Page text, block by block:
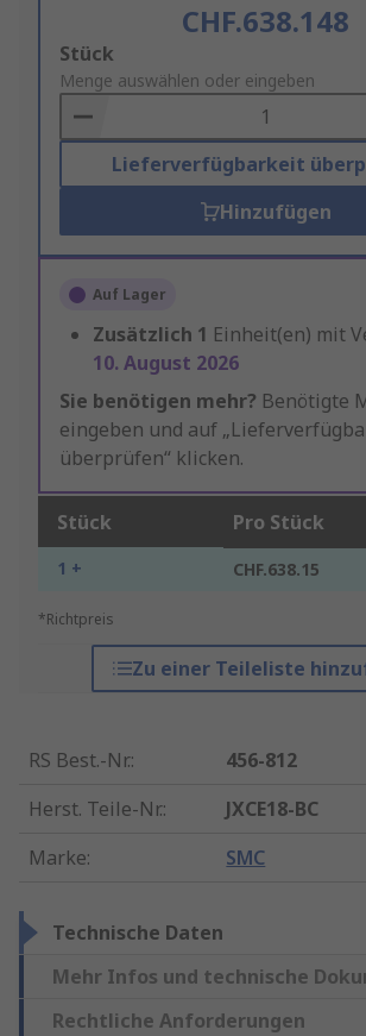
CHF.638.148
Add
to
Basket
Stück
Menge auswählen oder eingeben
Lieferverfügbarkeit
Hinzufügen
Auf Lager
Zusätzlich 1 Einheit(en) mit
10. August 2026
Sie benötigen mehr? Benötigte
eingeben und auf
überprüfen“ klicken.
Stück Pro Stück
1 + CHF.638.15
*Richtpreis
Zu einer Teileliste
RS Best.-Nr.:
456-812
Herst. Teile-Nr.:
JXCE18-BC
Marke: SMC
Technische Daten
Mehr Infos und technische
Rechtliche Anforderungen